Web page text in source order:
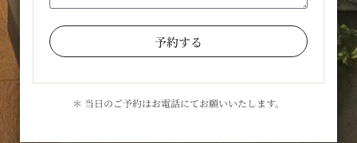
予約する
＊ 当日のご予約はお電話にてお願いいたします。